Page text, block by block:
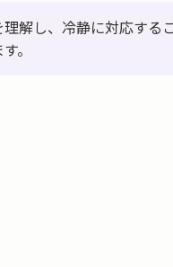
理解し、冷静に対応する
。